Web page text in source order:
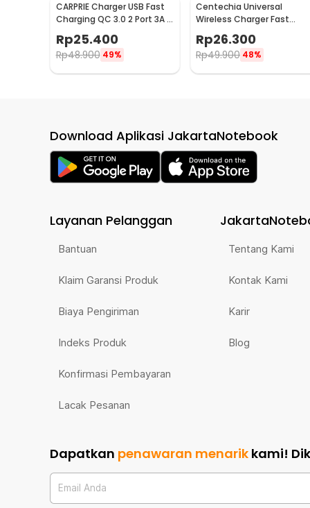
CARPRIE Charger USB Fast
Charging QC 3.0 2 Port 3A -
Rp25.400
Rp48.900 49%
Centechia Universal
Wireless Charger Fast
Charging Station Base 2A
10W - K8
Rp26.300
Rp49.900 48%
Download Aplikasi JakartaNotebook
Layanan Pelanggan
Bantuan
Klaim Garansi Produk
Biaya Pengiriman
Indeks Produk
Konfirmasi Pembayaran
Lacak Pesanan
Tentang Kami
Kontak Kami
Karir
Blog
Dapatkan penawaran menarik kami!
Email Anda